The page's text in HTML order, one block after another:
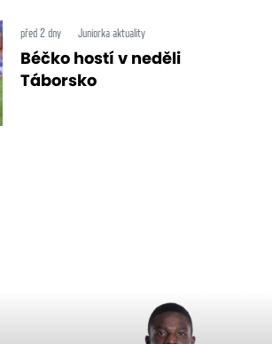
před 2 dny Juniorka aktuality
Béčko hostí v neděli
Táborsko